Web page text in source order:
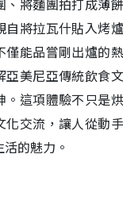
、將麵團拍打成薄
自將拉瓦什貼入烤
僅能品嘗剛出爐的
亞美尼亞傳統飲食
。這項體驗不只是
化交流，讓人從動
的魅力。